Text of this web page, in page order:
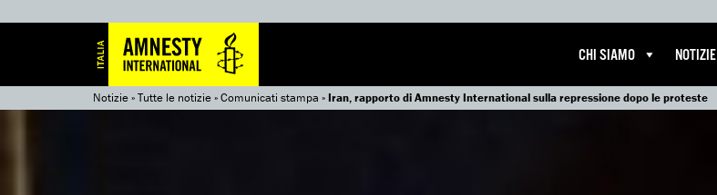
CHI SIAMO NOTIZIE
Notizie»Tutte le notizie»Comunicati stampa »Iran, rapporto di Amnesty International sulla repressione dopo le proteste